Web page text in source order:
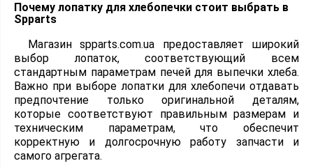
Почему лопатку для хлебопечки стоит выбрать в
Spparts
Магазин spparts.com.ua предоставляет широкий
выбор лопаток, соответствующий всем
стандартным параметрам печей для выпечки хлеба.
Важно при выборе лопатки для хлебопечи отдавать
предпочтение только оригинальной деталям,
которые соответствуют правильным размерам и
техническим параметрам, что обеспечит
корректную и долгосрочную работу запчасти и
самого агрегата.